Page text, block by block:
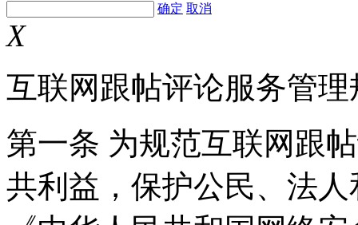
确定 取消
X
互联网跟帖评论服务管理
第一条 为规范互联网跟
共利益，保护公民、法